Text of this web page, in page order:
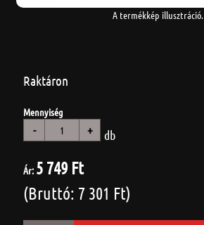
A termékkép illusztráció.
Raktáron
Mennyiség
- + db
Ár: 5 749 Ft
(Bruttó: 7 301 Ft)